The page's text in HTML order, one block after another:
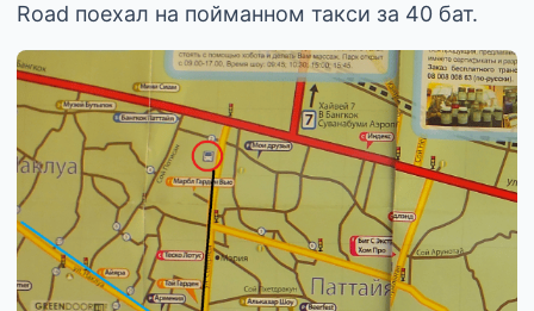
Road поехал на пойманном такси за 40 бат.